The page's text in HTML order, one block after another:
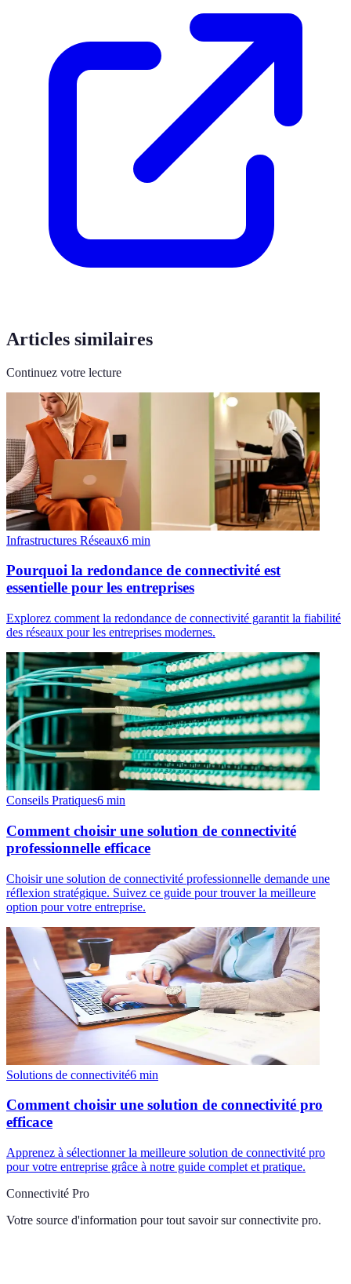
Articles similaires
Continuez votre lecture
Infrastructures Réseaux6 min
Pourquoi la redondance de connectivité est
essentielle pour les entreprises
Explorez comment la redondance de connectivité garantit la fiabilité
des réseaux pour les entreprises modernes.
Conseils Pratiques6 min
Comment choisir une solution de connectivité
professionnelle efficace
Choisir une solution de connectivité professionnelle demande une
réflexion stratégique. Suivez ce guide pour trouver la meilleure
option pour votre entreprise.
Solutions de connectivité6 min
Comment choisir une solution de connectivité pro
efficace
Apprenez à sélectionner la meilleure solution de connectivité pro
pour votre entreprise grâce à notre guide complet et pratique.
Connectivité Pro
Votre source d'information pour tout savoir sur connectivite pro.